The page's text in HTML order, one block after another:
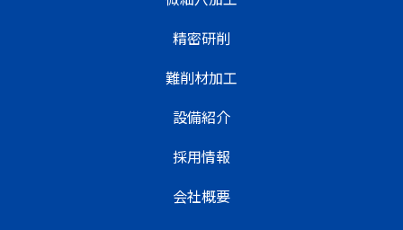
精密研削
難削材加工
設備紹介
採用情報
会社概要